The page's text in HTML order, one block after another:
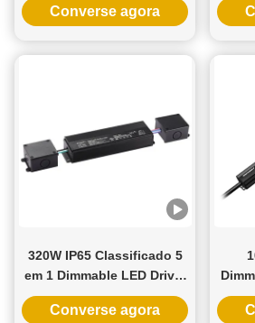
compatível com dimmer
Converse agora
320W IP65 Classificado 5
em 1 Dimmable LED Driver
para lâmpadas de LED de
faixa interior e exterior
Converse agora